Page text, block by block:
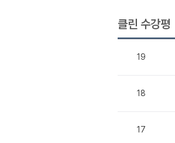
클린 수강평
19
18
17